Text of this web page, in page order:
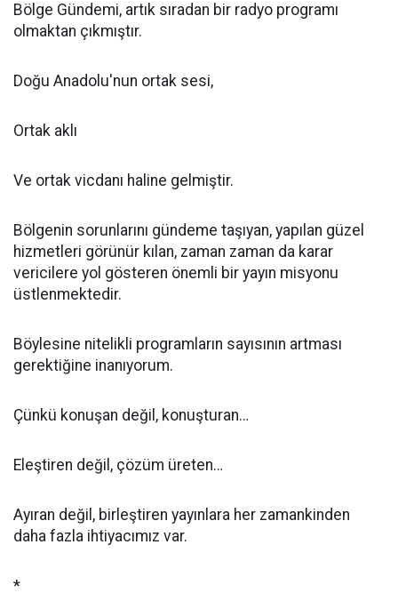
Bölge Gündemi, artık sıradan bir radyo programı
olmaktan çıkmıştır.
Doğu Anadolu'nun ortak sesi,
Ortak aklı
Ve ortak vicdanı haline gelmiştir.
Bölgenin sorunlarını gündeme taşıyan, yapılan güzel
hizmetleri görünür kılan, zaman zaman da karar
vericilere yol gösteren önemli bir yayın misyonu
üstlenmektedir.
Böylesine nitelikli programların sayısının artması
gerektiğine inanıyorum.
Çünkü konuşan değil, konuşturan…
Eleştiren değil, çözüm üreten…
Ayıran değil, birleştiren yayınlara her zamankinden
daha fazla ihtiyacımız var.
*